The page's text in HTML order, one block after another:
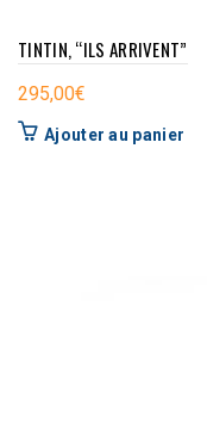
TINTIN, “ILS ARRIVENT”
295,00€
Ajouter au panier